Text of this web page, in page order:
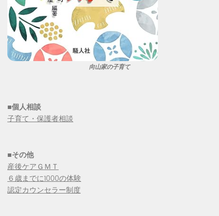
向山家の子育て
■個人相談
子育て・保護者相談
■その他
産後ケアＧＭＴ
６歳までに1000の体験
認定カウンセラー制度